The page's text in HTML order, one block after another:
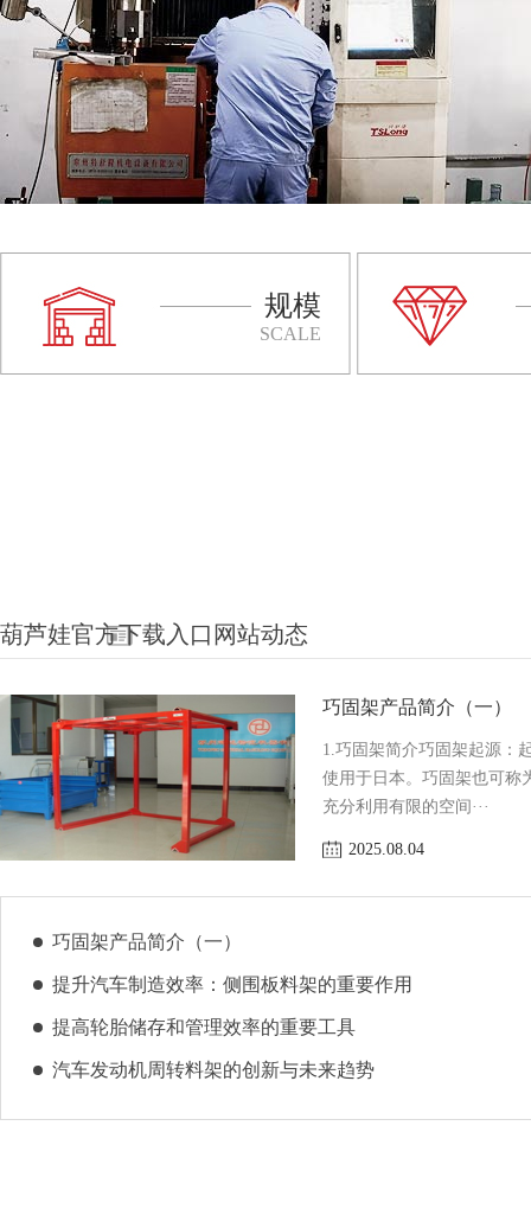
规模
SCALE
葫芦娃官方下载入口网站动态
巧固架产品简介（一）
1.巧固架简介巧固架起源：起
使用于日本。巧固架也可称
充分利用有限的空间···
2025.08.04
巧固架产品简介（一）
提升汽车制造效率：侧围板料架的重要作用
提高轮胎储存和管理效率的重要工具
汽车发动机周转料架的创新与未来趋势